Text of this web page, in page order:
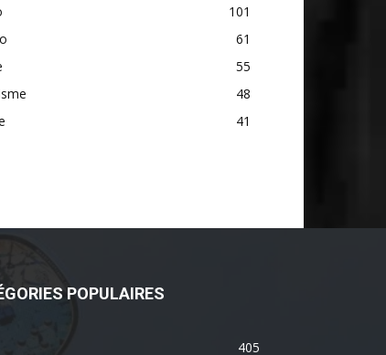
101
61
55
48
41
POPULAIRES
405